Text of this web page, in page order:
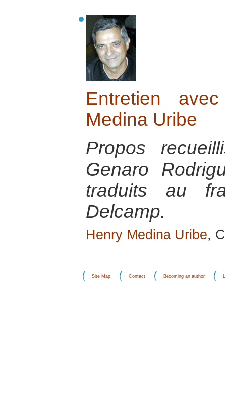
Entretien
Medina Uribe
Propos
Genaro
traduits au
Delcamp.
Henry Medina Uribe,
Site Map Contact Becoming an author